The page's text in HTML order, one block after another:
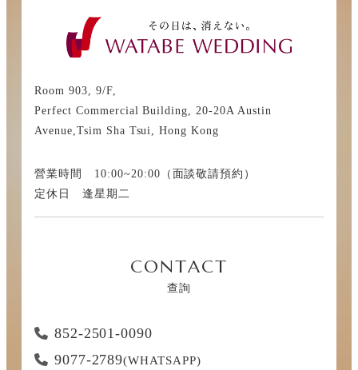
Room 903, 9/F,
Perfect Commercial Building, 20-20A Austin
Avenue,Tsim Sha Tsui, Hong Kong
營業時間 10:00~20:00（面談敬請預約）
定休日 逢星期二
CONTACT
查詢
852-2501-0090
9077-2789(WHATSAPP)